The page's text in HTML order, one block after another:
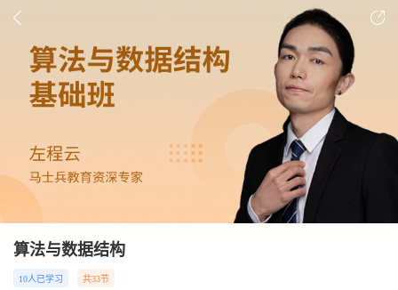
算法与数据结构
10人已学习 共33节